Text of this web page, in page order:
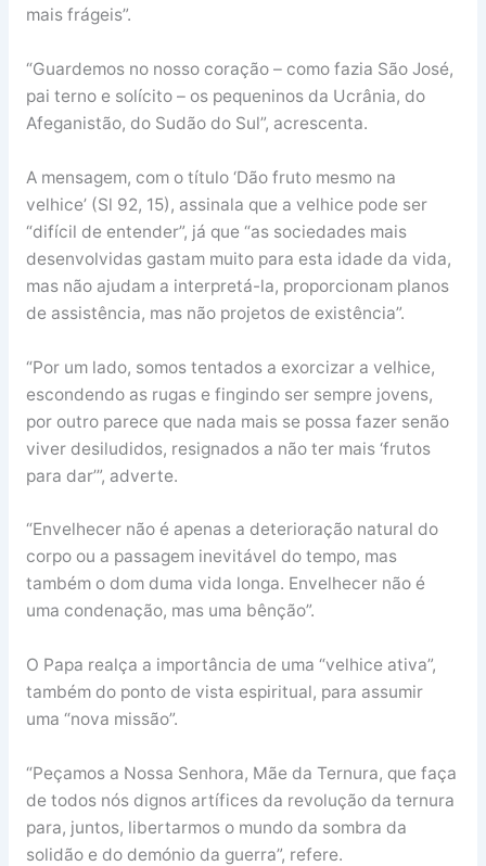
mais frágeis”.
“Guardemos no nosso coração – como fazia São José,
pai terno e solícito – os pequeninos da Ucrânia, do
Afeganistão, do Sudão do Sul”, acrescenta.
A mensagem, com o título ‘Dão fruto mesmo na
velhice’ (Sl 92, 15), assinala que a velhice pode ser
“difícil de entender”, já que “as sociedades mais
desenvolvidas gastam muito para esta idade da vida,
mas não ajudam a interpretá-la, proporcionam planos
de assistência, mas não projetos de existência”.
“Por um lado, somos tentados a exorcizar a velhice,
escondendo as rugas e fingindo ser sempre jovens,
por outro parece que nada mais se possa fazer senão
viver desiludidos, resignados a não ter mais ‘frutos
para dar’”, adverte.
“Envelhecer não é apenas a deterioração natural do
corpo ou a passagem inevitável do tempo, mas
também o dom duma vida longa. Envelhecer não é
uma condenação, mas uma bênção”.
O Papa realça a importância de uma “velhice ativa”,
também do ponto de vista espiritual, para assumir
uma “nova missão”.
“Peçamos a Nossa Senhora, Mãe da Ternura, que faça
de todos nós dignos artífices da revolução da ternura
para, juntos, libertarmos o mundo da sombra da
solidão e do demónio da guerra”, refere.